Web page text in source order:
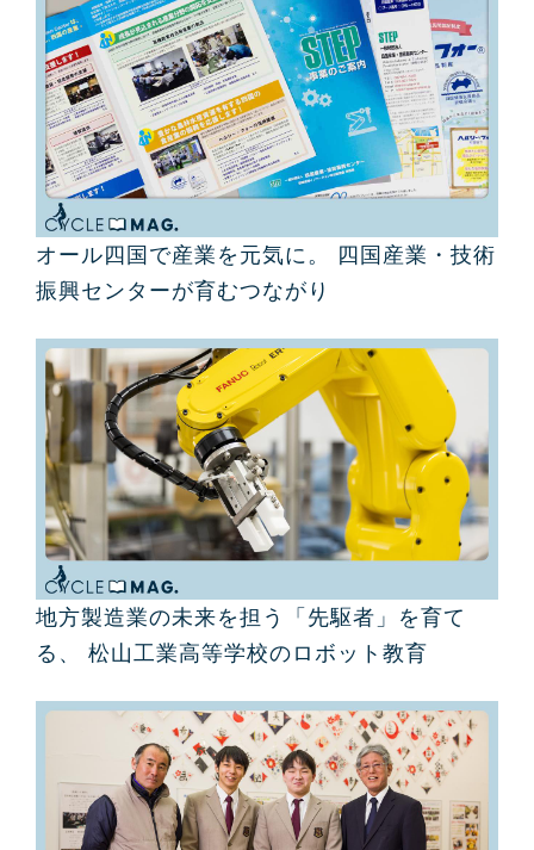
オール四国で産業を元気に。 四国産業・技術
振興センターが育むつながり
地方製造業の未来を担う「先駆者」を育て
る、 松山工業高等学校のロボット教育